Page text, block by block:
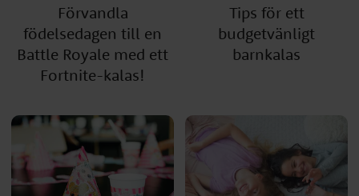
Förvandla
födelsedagen till en
Battle Royale med ett
Fortnite-kalas!
Tips för ett
budgetvänligt
barnkalas